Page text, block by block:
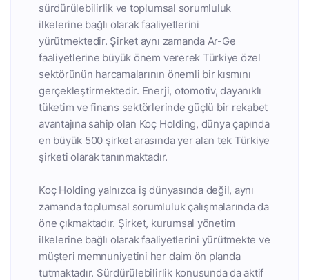
sürdürülebilirlik ve toplumsal sorumluluk
ilkelerine bağlı olarak faaliyetlerini
yürütmektedir. Şirket aynı zamanda Ar-Ge
faaliyetlerine büyük önem vererek Türkiye özel
sektörünün harcamalarının önemli bir kısmını
gerçekleştirmektedir. Enerji, otomotiv, dayanıklı
tüketim ve finans sektörlerinde güçlü bir rekabet
avantajına sahip olan Koç Holding, dünya çapında
en büyük 500 şirket arasında yer alan tek Türkiye
şirketi olarak tanınmaktadır.
Koç Holding yalnızca iş dünyasında değil, aynı
zamanda toplumsal sorumluluk çalışmalarında da
öne çıkmaktadır. Şirket, kurumsal yönetim
ilkelerine bağlı olarak faaliyetlerini yürütmekte ve
müşteri memnuniyetini her daim ön planda
tutmaktadır. Sürdürülebilirlik konusunda da aktif